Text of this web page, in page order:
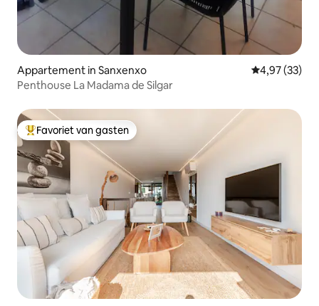
Appartement in Sanxenxo Gemiddelde
4,97 (33)
Penthouse La Madama de Silgar
Topfavoriet van gasten
Favoriet van gasten